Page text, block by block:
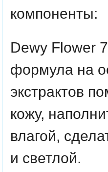
компоненты:
Dewy Flower
формула на
экстрактов
кожу,
влагой,
и светлой.